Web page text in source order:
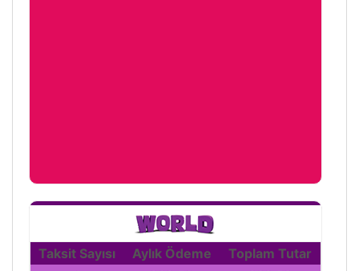
Taksit Sayısı Aylık Ödeme
Toplam Tutar